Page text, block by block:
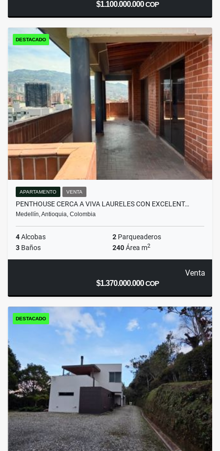
$1.100.000.000COP
DESTACADO
APARTAMENTO VENTA
PENTHOUSE CERCA A VIVA LAURELES CON EXCELENT…
Medellín, Antioquia, Colombia
4Alcobas 2 Parqueaderos
3 Baños 240Área m2
Venta
$1.370.000.000COP
DESTACADO